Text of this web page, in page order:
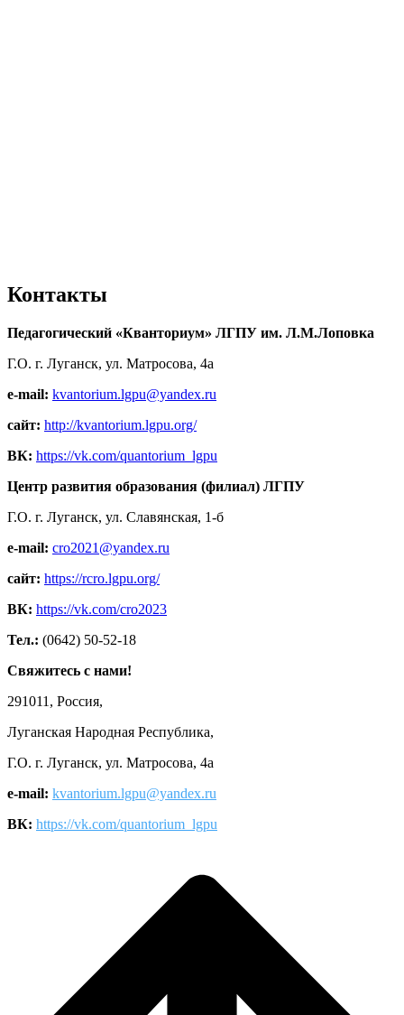
Контакты
Педагогический «Кванториум» ЛГПУ им. Л.М.Лоповка
Г.О. г. Луганск, ул. Матросова, 4а
e-mail: kvantorium.lgpu@yandex.ru
сайт: http://kvantorium.lgpu.org/
ВК: https://vk.com/quantorium_lgpu
Центр развития образования (филиал) ЛГПУ
Г.О. г. Луганск, ул. Славянская, 1-б
e-mail: cro2021@yandex.ru
сайт: https://rcro.lgpu.org/
ВК: https://vk.com/cro2023
Тел.: (0642) 50-52-18
Свяжитесь с нами!
291011, Россия,
Луганская Народная Республика,
Г.О. г. Луганск, ул. Матросова, 4а
e-mail: kvantorium.lgpu@yandex.ru
ВК: https://vk.com/quantorium_lgpu